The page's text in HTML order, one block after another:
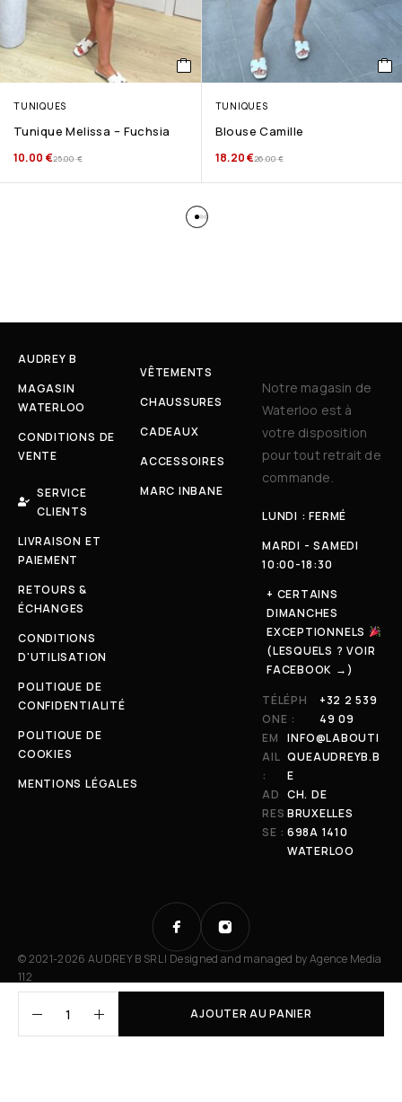
AJOUTER AU PANIER
TUNIQUES
Tunique Melissa – Fuchsia
25.00€
10.00 €
TUNIQUES
Blouse Camille
26.00€
18.20€
AUDREY B
MAGASIN
WATERLOO
CONDITIONS DE
VENTE
SERVICE
CLIENTS
LIVRAISON ET
PAIEMENT
RETOURS &
ÉCHANGES
CONDITIONS
D'UTILISATION
POLITIQUE DE
CONFIDENTIALITÉ
POLITIQUE DE
COOKIES
MENTIONS LÉGALES
VÊTEMENTS
CHAUSSURES
CADEAUX
ACCESSOIRES
MARC INBANE
Notre magasin de
Waterloo est à
votre disposition
pour tout retrait de
commande.
LUNDI : FERMÉ
MARDI - SAMEDI
10:00-18:30
+ CERTAINS
DIMANCHES
EXCEPTIONNELS
(LESQUELS ? VOIR
FACEBOOK →)
TÉLÉPH
ONE :
+32 2 539
49 09
EM
AIL
:
INFO@LABOUTI
QUEAUDREYB.B
E
AD
RES
SE :
CH. DE
BRUXELLES
698A 1410
WATERLOO
© 2021-2026 AUDREY B SRL | Designed and managed byAgence Media
112